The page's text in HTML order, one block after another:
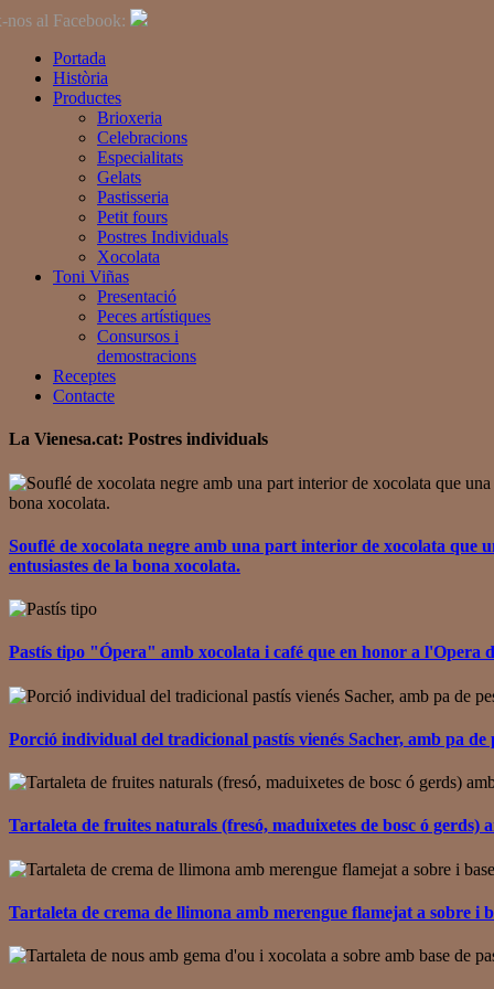
nos al Facebook:
Portada
Història
Productes
Brioxeria
Celebracions
Especialitats
Gelats
Pastisseria
Petit fours
Postres Individuals
Xocolata
Toni Viñas
Presentació
Peces artístiques
Consursos i
demostracions
Receptes
Contacte
La Vienesa.cat: Postres individuals
Souflé de xocolata negre amb una part interior de xocolata que
entusiastes de la bona xocolata.
Pastís tipo "Ópera" amb xocolata i café que en honor a l'Opera
Porció individual del tradicional pastís vienés Sacher, amb pa
Tartaleta de fruites naturals (fresó, maduixetes de bosc ó gerds)
Tartaleta de crema de llimona amb merengue flamejat a sobre i